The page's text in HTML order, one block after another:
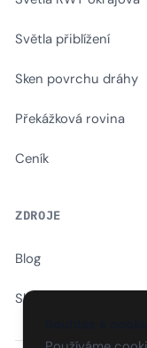
Světla přiblížení
Sken povrchu dráhy
Překážková rovina
Ceník
ZDROJE
Blog
Slovník